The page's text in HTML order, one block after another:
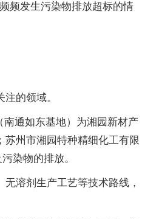
频发生污染物排放超标的情
的领域。
南通如东基地）为湘园新材产
州市湘园特种精细化工有限
染物的排放。
溶剂生产工艺等技术路线，